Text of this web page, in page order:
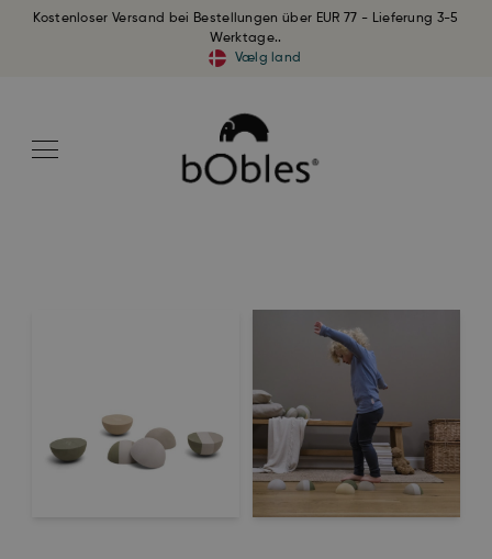
Kostenloser Versand bei Bestellungen über EUR 77 - Lieferung 3-5
Werktage..
Vælg land